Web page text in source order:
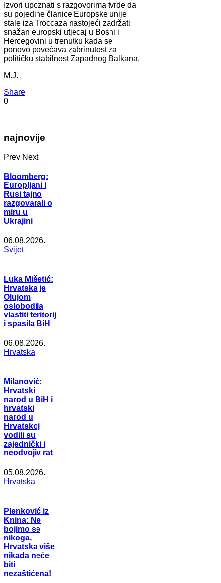
Izvori upoznati s razgovorima tvrde da
su pojedine članice Europske unije
stale iza Troccaza nastojeći zadržati
snažan europski utjecaj u Bosni i
Hercegovini u trenutku kada se
ponovo povećava zabrinutost za
političku stabilnost Zapadnog Balkana.
M.J.
Share
0
najnovije
Prev Next
Bloomberg:
Europljani i
Rusi tajno
razgovarali o
miru u
Ukrajini
06.08.2026.
Svijet
Luka Mišetić:
Hrvatska je
Olujom
oslobodila
vlastiti teritorij
i spasila BiH
06.08.2026.
Hrvatska
Milanović:
Hrvatski
narod u BiH i
hrvatski
narod u
Hrvatskoj
vodili su
zajednički i
neodvojiv rat
05.08.2026.
Hrvatska
Plenković iz
Knina: Ne
bojimo se
nikoga,
Hrvatska više
nikada neće
biti
nezaštićena!